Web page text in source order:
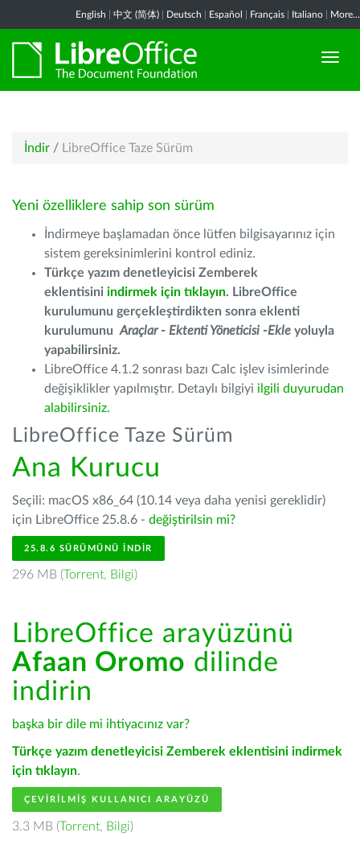
English 中文 (简体) Deutsch Español Français Italiano More...
İndir / LibreOffice Taze Sürüm
Yeni özelliklere sahip son sürüm
İndirmeye başlamadan önce lütfen bilgisayarınız için
sistem gereksinimlerini kontrol ediniz.
Türkçe yazım denetleyicisi Zemberek
eklentisini indirmek için tıklayın. LibreOffice
kurulumunu gerçekleştirdikten sonra eklenti
kurulumunu Araçlar - Ektenti Yöneticisi -Ekle yoluyla
yapabilirsiniz.
LibreOffice 4.1.2 sonrası bazı Calc işlev isimlerinde
değişiklikler yapılmıştır. Detaylı bilgiyi ilgili duyurudan
alabilirsiniz.
LibreOffice Taze Sürüm
Ana Kurucu
Seçili: macOS x86_64 (10.14 veya daha yenisi gereklidir)
için LibreOffice 25.8.6 - değiştirilsin mi?
25.8.6 SÜRÜMÜNÜ İNDIR
296 MB (Torrent, Bilgi)
LibreOffice arayüzünü
Afaan Oromo dilinde
indirin
başka bir dile mi ihtiyacınız var?
Türkçe yazım denetleyicisi Zemberek eklentisini indirmek
için tıklayın.
ÇEVIRILMIŞ KULLANICI ARAYÜZÜ
3.3 MB (Torrent, Bilgi)